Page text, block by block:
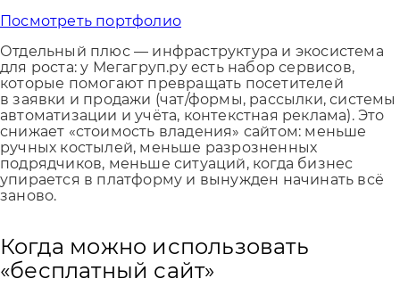
Посмотреть портфолио
Отдельный плюс — инфраструктура и экосистема
для роста: у Мегагруп.ру есть набор сервисов,
которые помогают превращать посетителей
в заявки и продажи (чат/формы, рассылки, системы
автоматизации и учёта, контекстная реклама). Это
снижает «стоимость владения» сайтом: меньше
ручных костылей, меньше разрозненных
подрядчиков, меньше ситуаций, когда бизнес
упирается в платформу и вынужден начинать всё
заново.
Когда можно использовать
«бесплатный сайт»